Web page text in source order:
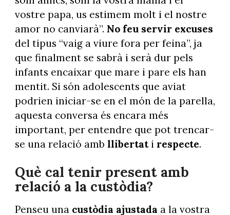
vostre papa, us estimem molt i el nostre
amor no canviarà”. No feu servir excuses
del tipus “vaig a viure fora per feina”, ja
que finalment se sabrà i serà dur pels
infants encaixar que mare i pare els han
mentit. Si són adolescents que aviat
podrien iniciar-se en el món de la parella,
aquesta conversa és encara més
important, per entendre que pot trencar-
se una relació amb llibertat i respecte.
Què cal tenir present amb
relació a la custòdia?
Penseu una custòdia ajustada a la vostra